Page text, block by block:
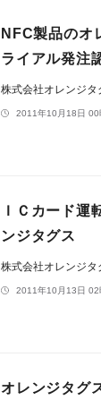
NFC製品のオ
ライアル発注
株式会社オレンジタ
2011年10月18日 00
ＩＣカード運
ンジタグス
株式会社オレンジタ
2011年10月13日 02
オレンジタ